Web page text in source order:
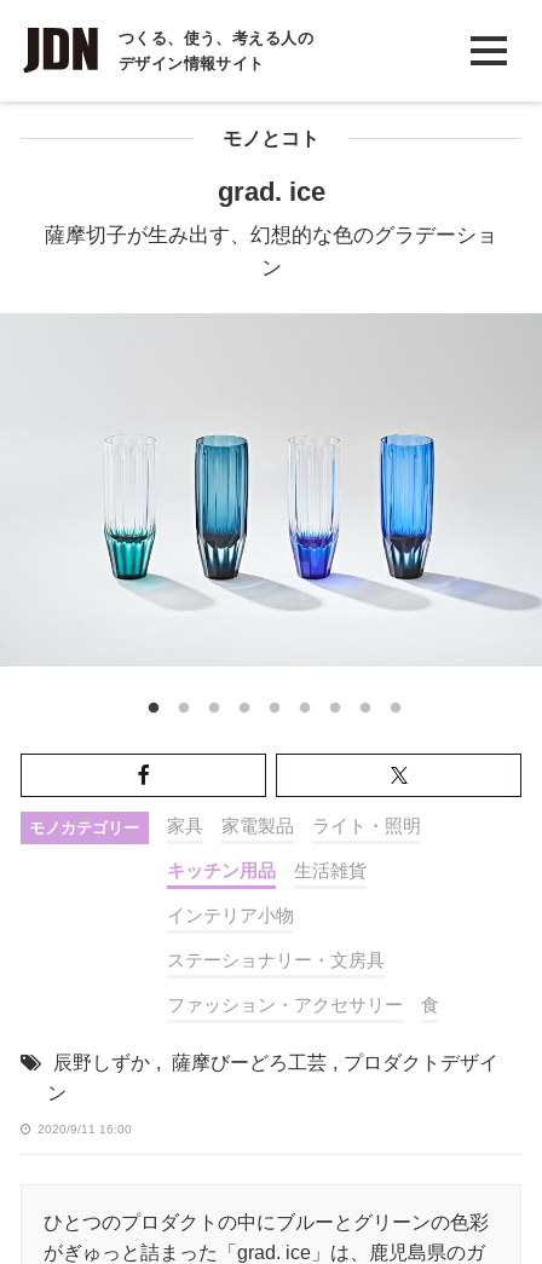
つくる、使う、考える人の
デザイン情報サイト
INTERVIEW
インタビュー
REPORT
COLUMN
モノとコト
grad. ice
薩摩切子が生み出す、幻想的な色のグラデーショ
ン
モノカテゴリー 家具 家電製品 ライト・照明
キッチン用品 生活雑貨
インテリア小物
ステーショナリー・文房具
ファッション・アクセサリー 食
辰野しずか , 薩摩びーどろ工芸 , プロダクトデザイ
ン
2020/9/11 16:00
ひとつのプロダクトの中にブルーとグリーンの色彩
がぎゅっと詰まった「grad. ice」は、鹿児島県のガ